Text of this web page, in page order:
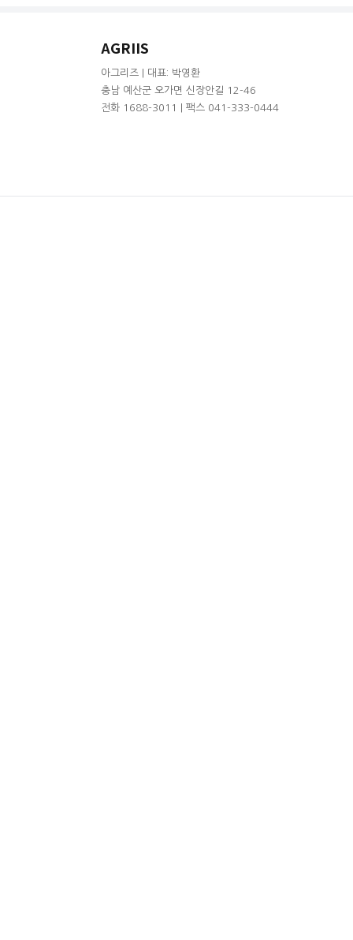
AGRIIS
아그리즈 | 대표: 박영환
충남 예산군 오가면 신장안길 12-46
전화 1688-3011 | 팩스 041-333-0444